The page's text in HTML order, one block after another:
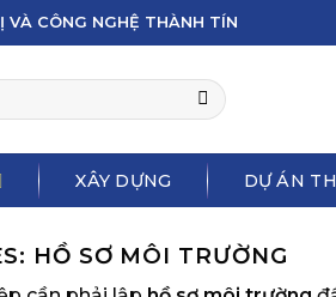
VÀ CÔNG NGHỆ THÀNH TÍN
XÂY DỰNG DỰ ÁN
HỒ SƠ MÔI TRƯỜNG